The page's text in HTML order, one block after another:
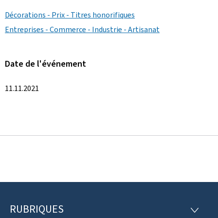
Décorations - Prix - Titres honorifiques
Entreprises - Commerce - Industrie - Artisanat
Date de l'événement
11.11.2021
P
RUBRIQUES
R